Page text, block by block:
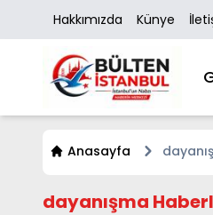
Hakkımızda Künye
Anasayfa
dayanışma